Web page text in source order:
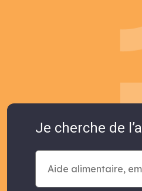
Je cherche de